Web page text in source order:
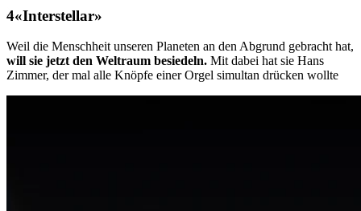
«Interstellar»
Weil die Menschheit unseren Planeten an den Abgrund gebracht hat,
will sie jetzt den Weltraum besiedeln. Mit dabei hat sie Hans
Zimmer, der mal alle Knöpfe einer Orgel simultan drücken wollte